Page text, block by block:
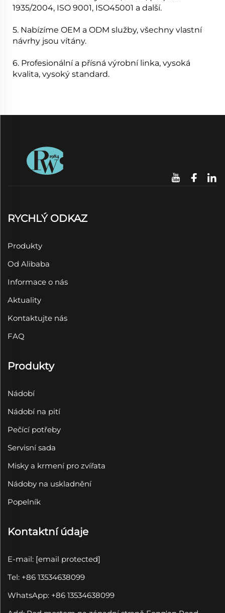
1935/2004, ISO 9001, ISO45001 a další.
5. Nabízíme OEM a ODM služby, všechny vlastní
návrhy jsou vítány.
6. Profesionální a přísná výrobní linka, vysoká
kvalita, vysoký standard.
RYCHLÝ ODKAZ
Produkty
Od Alibaba
Informace o nás
Aktuality
Kontaktujte nás
FAQ
Produkty
Nádobí
Nádobí na pití
Pečící potřeby
Servisní sada
Misky a krmení pro zvířata
Nádoby na uskladnění
Popelník
Kontaktní údaje
E-mail: [email protected]
Tel: +86 13534638099
WhatsApp: +86 13534638099